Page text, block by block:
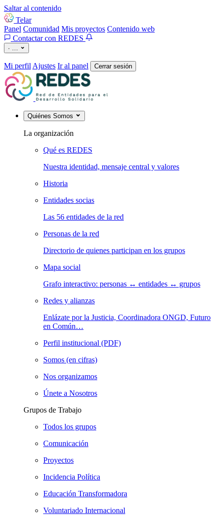
Saltar al contenido
Telar
Panel Comunidad Mis proyectos Contenido web
Contactar con REDES
· …
Mi perfil Ajustes Ir al panel Cerrar sesión
Quiénes Somos
La organización
Qué es REDES
Nuestra identidad, mensaje central y valores
Historia
Entidades socias
Las 56 entidades de la red
Personas de la red
Directorio de quienes participan en los grupos
Mapa social
Grafo interactivo: personas ↔ entidades ↔ grupos
Redes y alianzas
Enlázate por la Justicia, Coordinadora ONGD, Futuro
en Común…
Perfil institucional (PDF)
Somos (en cifras)
Nos organizamos
Únete a Nosotros
Grupos de Trabajo
Todos los grupos
Comunicación
Proyectos
Incidencia Política
Educación Transformadora
Voluntariado Internacional